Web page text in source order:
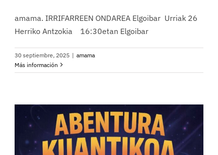
amama. IRRIFARREEN ONDAREA Elgoibar Urriak 26
Herriko Antzokia 16:30etan Elgoibar
30 septiembre, 2025 | amama
Más información